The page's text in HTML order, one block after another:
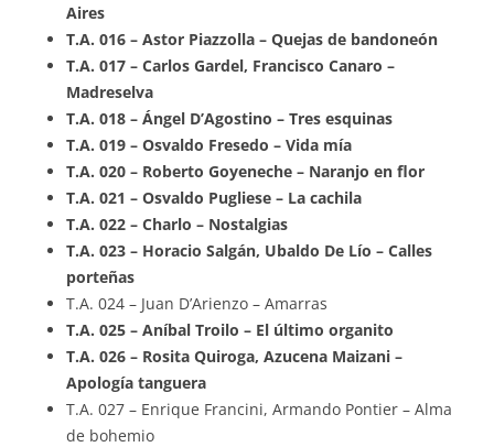
Aires
T.A. 016 – Astor Piazzolla – Quejas de bandoneón
T.A. 017 – Carlos Gardel, Francisco Canaro –
Madreselva
T.A. 018 – Ángel D’Agostino – Tres esquinas
T.A. 019 – Osvaldo Fresedo – Vida mía
T.A. 020 – Roberto Goyeneche – Naranjo en flor
T.A. 021 – Osvaldo Pugliese – La cachila
T.A. 022 – Charlo – Nostalgias
T.A. 023 – Horacio Salgán, Ubaldo De Lío – Calles
porteñas
T.A. 024 – Juan D’Arienzo – Amarras
T.A. 025 – Aníbal Troilo – El último organito
T.A. 026 – Rosita Quiroga, Azucena Maizani –
Apología tanguera
T.A. 027 – Enrique Francini, Armando Pontier – Alma
de bohemio